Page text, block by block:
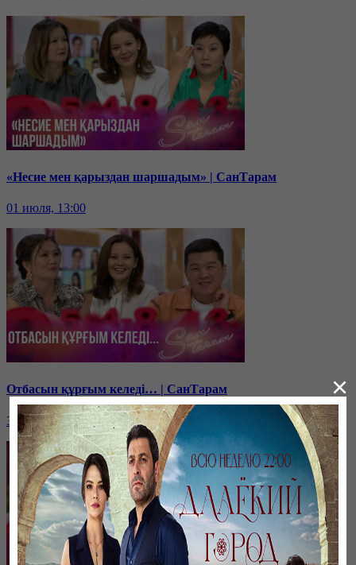
«Несие мен қарыздан шаршадым» | СанТарам
01 июля, 13:00
Отбасын құрғым келеді… | СанТарам
30 июня, 13:00
×